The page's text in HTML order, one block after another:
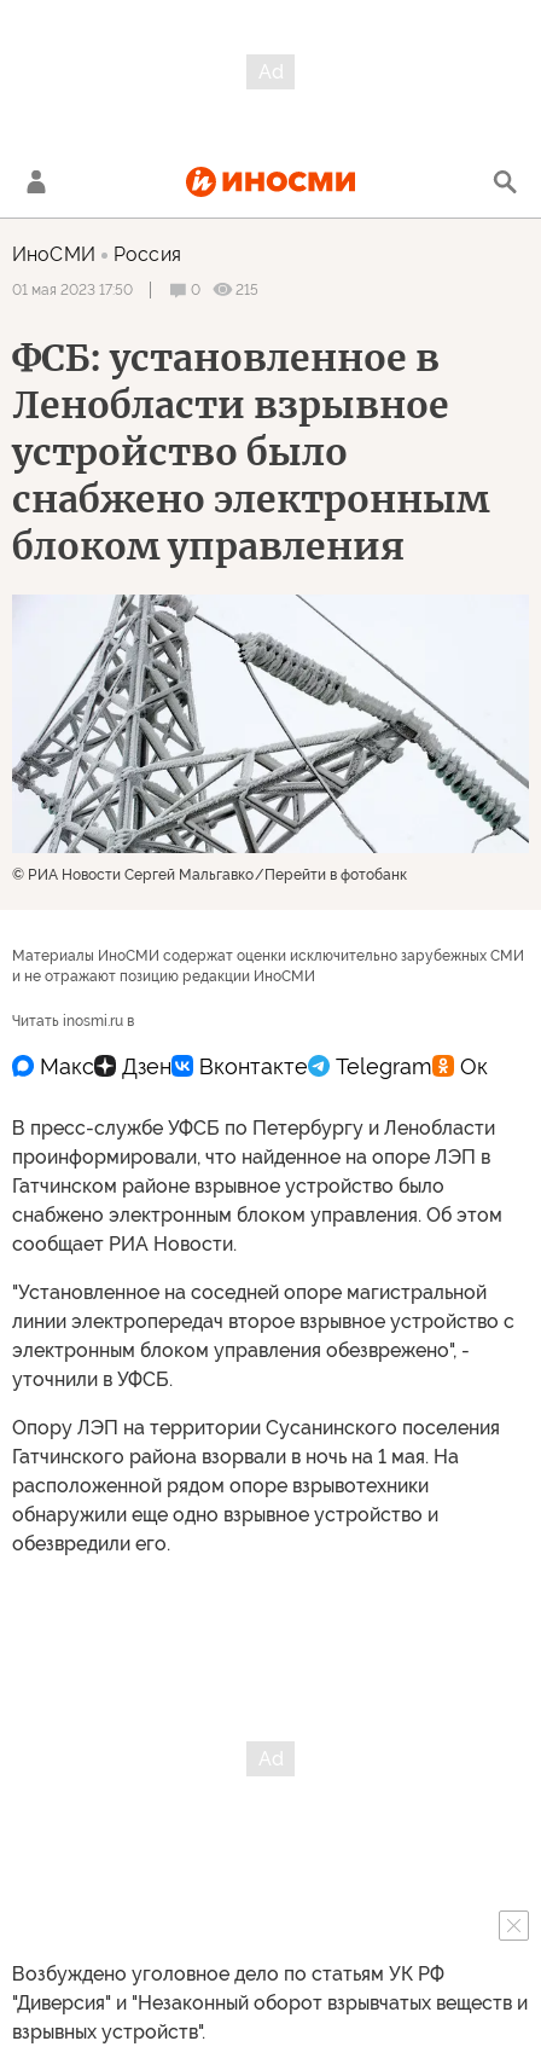
ИноСМИ Россия
01 мая 2023 17:50 0 215
ФСБ: установленное в
Ленобласти взрывное
устройство было
снабжено электронным
блоком управления
© РИА Новости Сергей Мальгавко Перейти в фотобанк
Материалы ИноСМИ содержат оценки исключительно зарубежных СМИ
и не отражают позицию редакции ИноСМИ
Читать inosmi.ru в
В пресс-службе УФСБ по Петербургу и Ленобласти
проинформировали, что найденное на опоре ЛЭП в
Гатчинском районе взрывное устройство было
снабжено электронным блоком управления. Об этом
сообщает РИА Новости.
"Установленное на соседней опоре магистральной
линии электропередач второе взрывное устройство с
электронным блоком управления обезврежено", -
уточнили в УФСБ.
Опору ЛЭП на территории Сусанинского поселения
Гатчинского района взорвали в ночь на 1 мая. На
расположенной рядом опоре взрывотехники
обнаружили еще одно взрывное устройство и
обезвредили его.
Возбуждено уголовное дело по статьям УК РФ
"Диверсия" и "Незаконный оборот взрывчатых веществ и
взрывных устройств".